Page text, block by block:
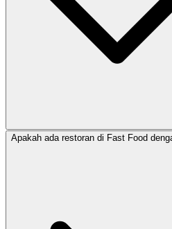
Apakah ada restoran di Fast Food